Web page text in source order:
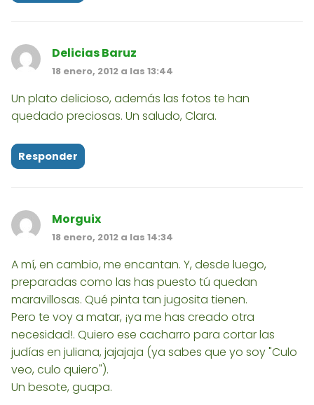
Delicias Baruz
18 enero, 2012 a las 13:44
Un plato delicioso, además las fotos te han
quedado preciosas. Un saludo, Clara.
Responder
Morguix
18 enero, 2012 a las 14:34
A mí, en cambio, me encantan. Y, desde luego,
preparadas como las has puesto tú quedan
maravillosas. Qué pinta tan jugosita tienen.
Pero te voy a matar, ¡ya me has creado otra
necesidad!. Quiero ese cacharro para cortar las
judías en juliana, jajajaja (ya sabes que yo soy "Culo
veo, culo quiero").
Un besote, guapa.